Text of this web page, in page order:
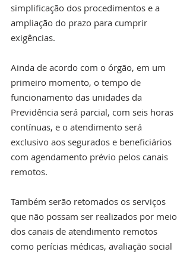
simplificação dos procedimentos e a
ampliação do prazo para cumprir
exigências.
Ainda de acordo com o órgão, em um
primeiro momento, o tempo de
funcionamento das unidades da
Previdência será parcial, com seis horas
contínuas, e o atendimento será
exclusivo aos segurados e beneficiários
com agendamento prévio pelos canais
remotos.
Também serão retomados os serviços
que não possam ser realizados por meio
dos canais de atendimento remotos
como perícias médicas, avaliação social